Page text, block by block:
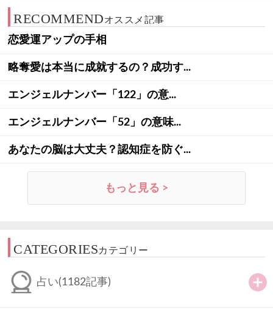
RECOMMENDオススメ記事
恋愛運アップの手相
略奪愛は本当に成就するの？成功す...
エンジェルナンバー「122」の意...
エンジェルナンバー「52」の意味...
あなたの脳は大丈夫？認知症を防ぐ...
もっと見る >
CATEGORIESカテゴリー
占い(1182記事)